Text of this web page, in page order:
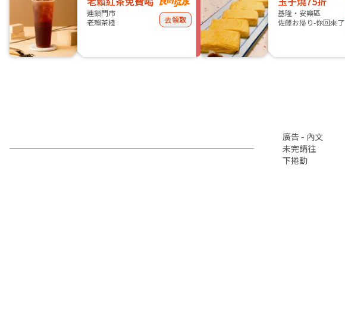
連鎖門市
老賴茶棧
去領取
基隆・安樂區
佐藤お帰り-你回來了
廣告 - 內文
未完請往
下捲動